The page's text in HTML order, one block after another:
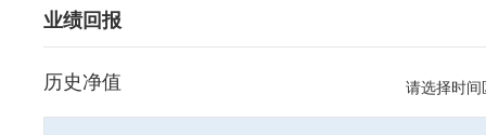
业绩回报
历史净值 请选择时间